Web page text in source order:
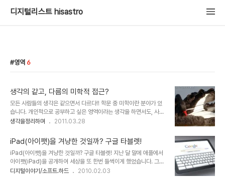
디지털리스트 hisastro
영역 6
생각의 같고, 다름의 미학적 접근?
모든 사람들의 생각은 같으면서 다르다!! 학문 중 미학이란 분야가 있
습니다. 개인적으로 공부하고 싶은 영역이라는 생각을 하면서도, 사실
어떻게 접근해야 할지 알 수 없어 생각만으로 지금껏 겉도는 느낌입니
하는 미학의 관점과 나의 생각이 일치하는가?" 라는 차원은 다를 수 있
다고 생각합니다. 하지만 그러면서도 한편으론 일맥할 수 있지 않을까
라는 생각과 함께 좀처럼 복잡하니 그 관심의 대상으로서는 지워지지
가 않습니다. ▲ 생각의 교차를 이미지로 형상화 한듯 보입니다. 이것
이 미학일까요? 경구로 표현되는 미학적 접근에 따르는 하나의 예로서
생각을정리하며 2011.03.28
iPad(아이팻)을 겨냥한 것일까? 구글 타블렛!
iPad(아이팻)을 겨냥한 것일까? 구글 타블렛! 지난 달 말에 애플에서
아이팻(iPad)을 공개하여 세상을 또 한번 들썩이게 했었습니다. 그런
데, 구글은 이전에도 그랬던 것처럼 조용히 소리 소문없이 오늘, 아니
디지털이야기/소프트.하드 2010.02.03